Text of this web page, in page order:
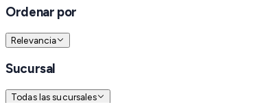
Ordenar por
Relevancia
Sucursal
Todas las sucursales